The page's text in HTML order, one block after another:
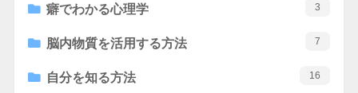
癖でわかる心理学 3
脳内物質を活用する方法 7
自分を知る方法 16